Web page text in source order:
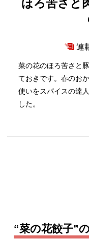
ほろ苦さと
連
菜の花のほろ苦さと
ておきです。春のお
使いをスパイスの達
した。
“菜の花餃子”